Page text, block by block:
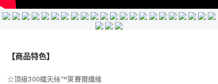
【商品特色】
☆頂級300織天絲™萊賽爾纖維